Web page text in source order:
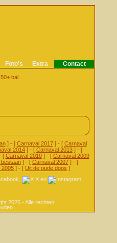
Foto's Extra Contact
50+ bal
] - [ Carnaval 2017] - [ Carnaval
2014 ] - [ Carnaval 2013 ] - [
[ Carnaval 2010] - [ Carnaval 2009
] - [ Carnaval 2007] - [
2005 ] - [ Uit de oude doos ]
X en
2026 - Alle rechten